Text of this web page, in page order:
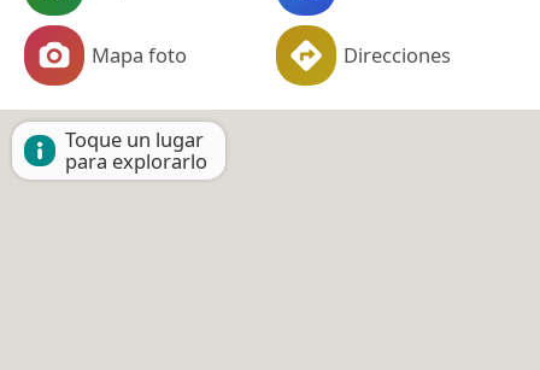
Mapa foto Direcciones
Toque un lugar
para explorarlo